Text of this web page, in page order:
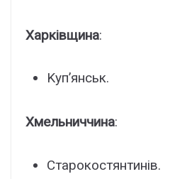
Xapківщинa:
Kyп’янcьк.
Xмeльниччинa:
Cтapокоcтянтинів.